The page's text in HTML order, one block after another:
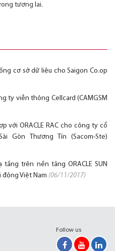
tương lai.
cơ sở dữ liệu cho Saigon Co.op
ty viễn thông Cellcard (CAMGSM
với ORACLE RAC cho công ty cổ
Gòn Thương Tín (Sacom-Ste)
trên nền tảng ORACLE SUN
động Việt Nam (06/11/2017)
Follow us